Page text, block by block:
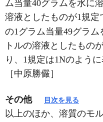
ム当量40グラムを水に
溶液としたものが1規定
の1グラム当量49グラム
トルの溶液としたもの
り、1規定は1Nのように
［中原勝儼］
その他 目次を見る
以上のほか、溶質のモ